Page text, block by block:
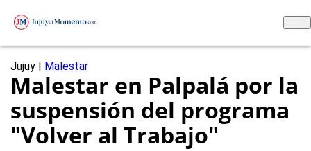
Jujuy Malestar
Malestar en Palpalá por la
suspensión del programa
"Volver al Trabajo"